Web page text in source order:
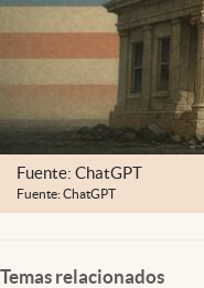
Fuente: ChatGPT
Fuente: ChatGPT
Temas relacionados